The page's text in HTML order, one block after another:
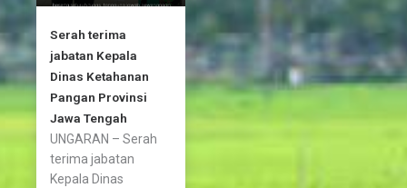
Serah terima
jabatan Kepala
Dinas Ketahanan
Pangan Provinsi
Jawa Tengah
UNGARAN – Serah
terima jabatan
Kepala Dinas